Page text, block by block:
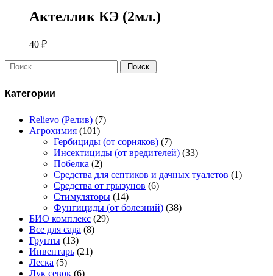
Актеллик КЭ (2мл.)
40 ₽
Поиск:
Категории
Relievo (Релив) (7)
Агрохимия (101)
Гербициды (от сорняков) (7)
Инсектициды (от вредителей) (33)
Побелка (2)
Средства для септиков и дачных туалетов (1)
Средства от грызунов (6)
Стимуляторы (14)
Фунгициды (от болезний) (38)
БИО комплекс (29)
Все для сада (8)
Грунты (13)
Инвентарь (21)
Леска (5)
Лук севок (6)